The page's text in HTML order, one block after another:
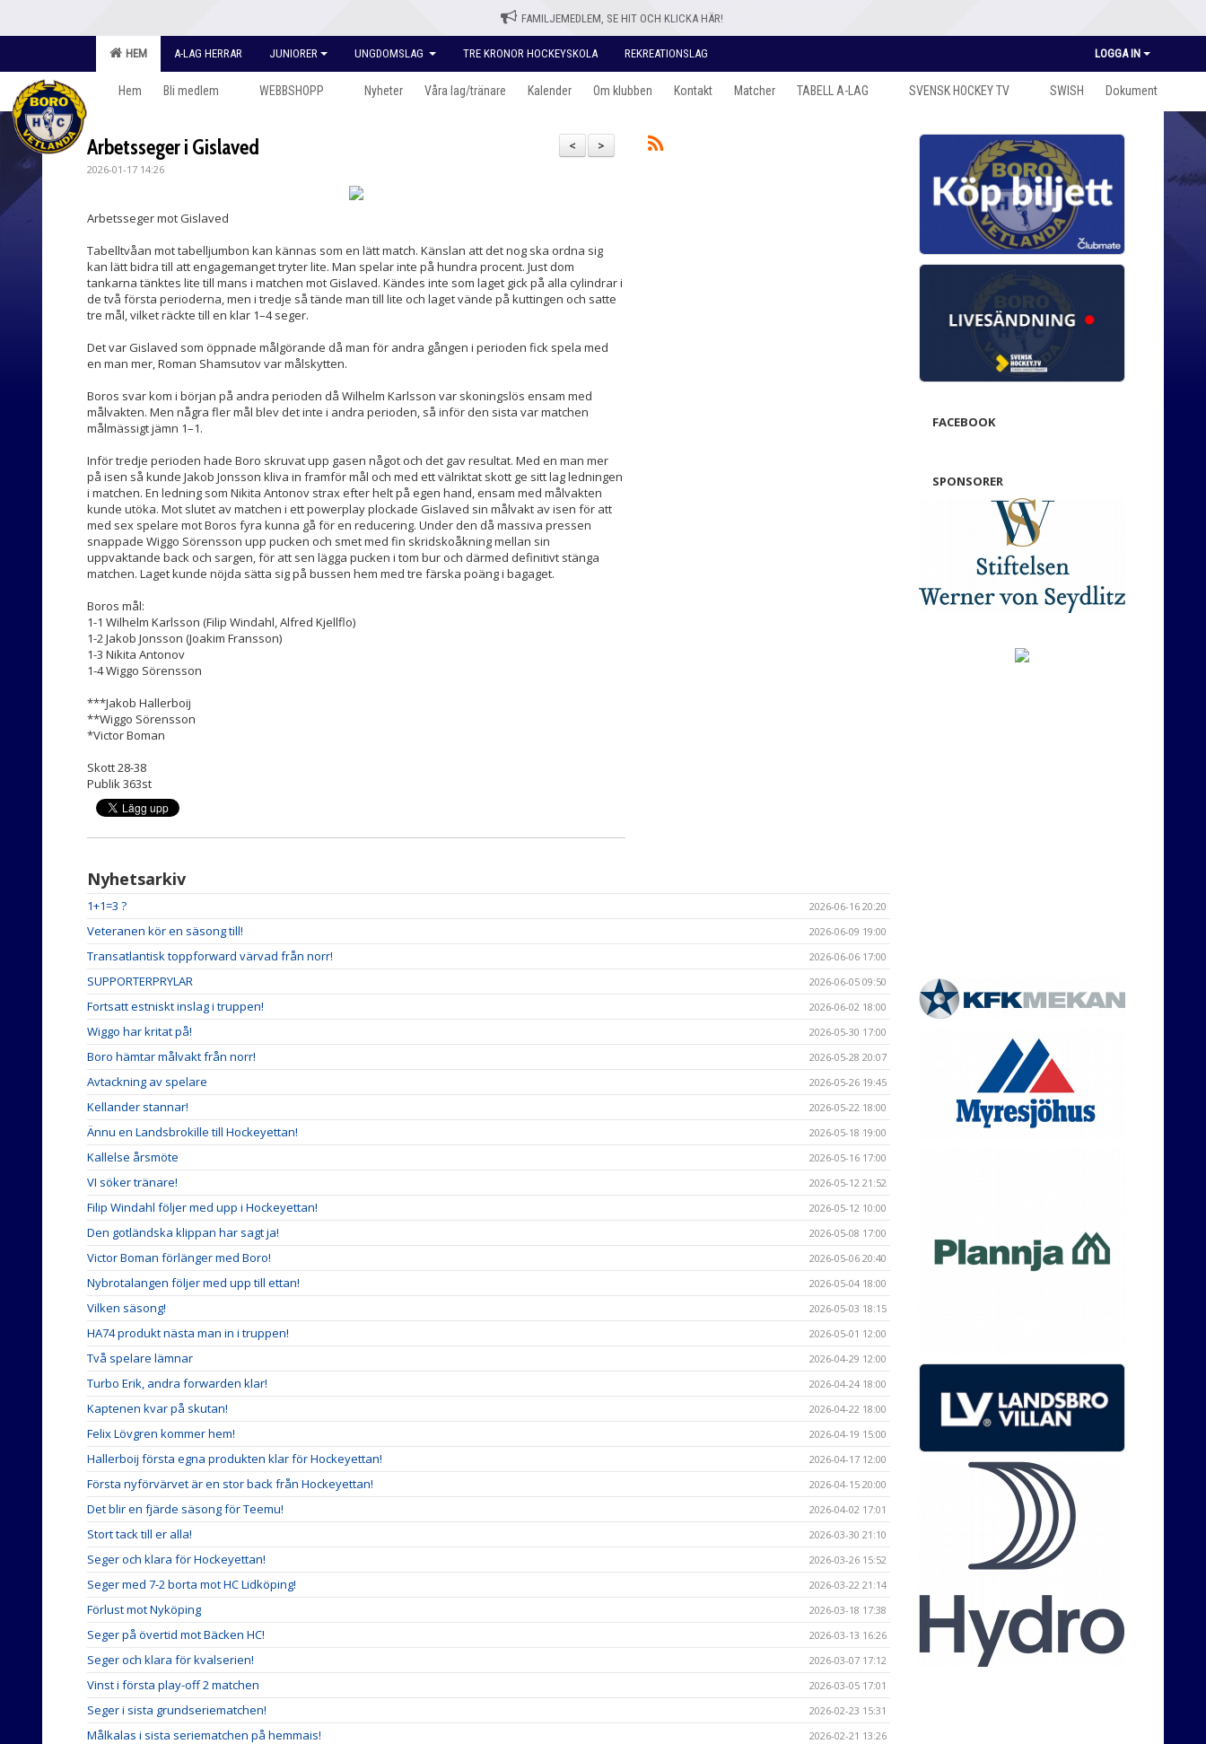
FAMILJEMEDLEM, SE HIT OCH KLICKA HÄR!
HEM A-LAG HERRAR JUNIORER UNGDOMSLAG TRE KRONOR HOCKEYSKOLA REKREATIONSLAG LOGGA IN
Hem Bli medlem WEBBSHOPP Nyheter Våra lag/tränare Kalender Om klubben Kontakt Matcher TABELL A-LAG SVENSK HOCKEY TV SWISH Dokument
>
<
Arbetsseger i Gislaved
2026-01-17 14:26
Arbetsseger mot Gislaved
Tabelltvåan mot tabelljumbon kan kännas som en lätt match. Känslan att det nog ska ordna sig
kan lätt bidra till att engagemanget tryter lite. Man spelar inte på hundra procent. Just dom
tankarna tänktes lite till mans i matchen mot Gislaved. Kändes inte som laget gick på alla cylindrar i
de två första perioderna, men i tredje så tände man till lite och laget vände på kuttingen och satte
tre mål, vilket räckte till en klar 1–4 seger.
Det var Gislaved som öppnade målgörande då man för andra gången i perioden fick spela med
en man mer, Roman Shamsutov var målskytten.
Boros svar kom i början på andra perioden då Wilhelm Karlsson var skoningslös ensam med
målvakten. Men några fler mål blev det inte i andra perioden, så inför den sista var matchen
målmässigt jämn 1–1.
Inför tredje perioden hade Boro skruvat upp gasen något och det gav resultat. Med en man mer
på isen så kunde Jakob Jonsson kliva in framför mål och med ett välriktat skott ge sitt lag ledningen
i matchen. En ledning som Nikita Antonov strax efter helt på egen hand, ensam med målvakten
kunde utöka. Mot slutet av matchen i ett powerplay plockade Gislaved sin målvakt av isen för att
med sex spelare mot Boros fyra kunna gå för en reducering. Under den då massiva pressen
snappade Wiggo Sörensson upp pucken och smet med fin skridskoåkning mellan sin
uppvaktande back och sargen, för att sen lägga pucken i tom bur och därmed definitivt stänga
matchen. Laget kunde nöjda sätta sig på bussen hem med tre färska poäng i bagaget.
Boros mål:
1-1 Wilhelm Karlsson (Filip Windahl, Alfred Kjellflo)
1-2 Jakob Jonsson (Joakim Fransson)
1-3 Nikita Antonov
1-4 Wiggo Sörensson
***Jakob Hallerboij
**Wiggo Sörensson
*Victor Boman
Skott 28-38
Publik 363st
Nyhetsarkiv
1+1=3 ? 2026-06-16 20:20
Veteranen kör en säsong till! 2026-06-09 19:00
Transatlantisk toppforward värvad från norr! 2026-06-06 17:00
SUPPORTERPRYLAR 2026-06-05 09:50
Fortsatt estniskt inslag i truppen! 2026-06-02 18:00
Wiggo har kritat på! 2026-05-30 17:00
Boro hämtar målvakt från norr! 2026-05-28 20:07
Avtackning av spelare 2026-05-26 19:45
Kellander stannar! 2026-05-22 18:00
Ännu en Landsbrokille till Hockeyettan! 2026-05-18 19:00
Kallelse årsmöte 2026-05-16 17:00
VI söker tränare! 2026-05-12 21:52
Filip Windahl följer med upp i Hockeyettan! 2026-05-12 10:00
Den gotländska klippan har sagt ja! 2026-05-08 17:00
Victor Boman förlänger med Boro! 2026-05-06 20:40
Nybrotalangen följer med upp till ettan! 2026-05-04 18:00
Vilken säsong! 2026-05-03 18:15
HA74 produkt nästa man in i truppen! 2026-05-01 12:00
Två spelare lämnar 2026-04-29 12:00
Turbo Erik, andra forwarden klar! 2026-04-24 18:00
Kaptenen kvar på skutan! 2026-04-22 18:00
Felix Lövgren kommer hem! 2026-04-19 15:00
Hallerboij första egna produkten klar för Hockeyettan! 2026-04-17 12:00
Första nyförvärvet är en stor back från Hockeyettan! 2026-04-15 20:00
Det blir en fjärde säsong för Teemu! 2026-04-02 17:01
Stort tack till er alla! 2026-03-30 21:10
Seger och klara för Hockeyettan! 2026-03-26 15:52
Seger med 7-2 borta mot HC Lidköping! 2026-03-22 21:14
Förlust mot Nyköping 2026-03-18 17:38
Seger på övertid mot Bäcken HC! 2026-03-13 16:26
Seger och klara för kvalserien! 2026-03-07 17:12
Vinst i första play-off 2 matchen 2026-03-05 17:01
Seger i sista grundseriematchen! 2026-02-23 15:31
Målkalas i sista seriematchen på hemmais! 2026-02-21 13:26
FACEBOOK
SPONSORER